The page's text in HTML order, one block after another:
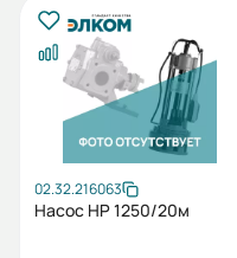
02.32.216063
Насос НР 1250/20м